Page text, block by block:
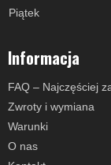
Piątek
Informacja
FAQ – Najczęściej
Zwroty i wymiana
Warunki
O nas